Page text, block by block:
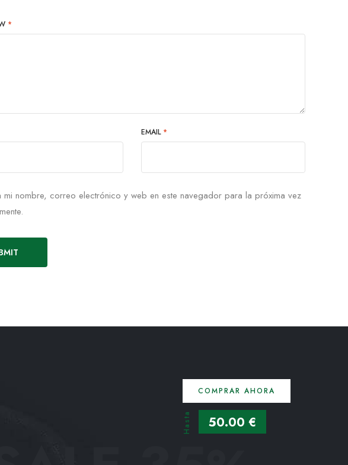
*
EMAIL *
mi nombre, correo electrónico y web en este navegador para la próxima vez
COMPRAR AHORA
Hasta 50.00 €